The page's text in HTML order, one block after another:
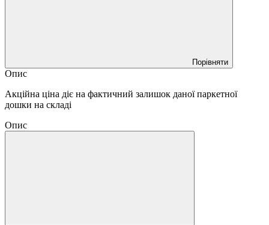
Порівняти
Опис
Акційна ціна діє на фактичний залишок даної паркетної
дошки на складі
Опис